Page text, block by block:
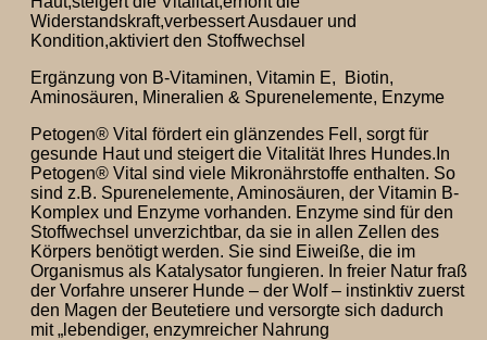
Widerstandskraft,verbessert Ausdauer und
Kondition,aktiviert den Stoffwechsel
Ergänzung von B-Vitaminen, Vitamin E, Biotin,
Aminosäuren, Mineralien & Spurenelemente, Enzyme
Petogen® Vital fördert ein glänzendes Fell, sorgt für
gesunde Haut und steigert die Vitalität Ihres Hundes.In
Petogen® Vital sind viele Mikronährstoffe enthalten. So
sind z.B. Spurenelemente, Aminosäuren, der Vitamin B-
Komplex und Enzyme vorhanden. Enzyme sind für den
Stoffwechsel unverzichtbar, da sie in allen Zellen des
Körpers benötigt werden. Sie sind Eiweiße, die im
Organismus als Katalysator fungieren. In freier Natur fraß
der Vorfahre unserer Hunde – der Wolf – instinktiv zuerst
den Magen der Beutetiere und versorgte sich dadurch
mit „lebendiger, enzymreicher Nahrung